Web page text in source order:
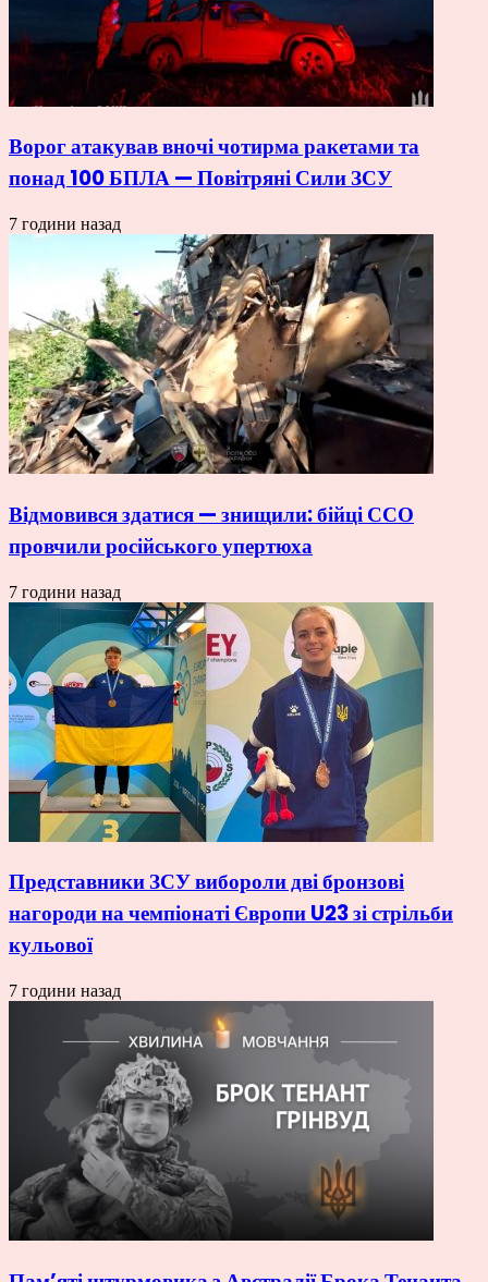
Ворог атакував вночі чотирма ракетами та
понад 100 БПЛА — Повітряні Сили ЗСУ
7 години назад
Відмовився здатися — знищили: бійці ССО
провчили російського упертюха
7 години назад
Представники ЗСУ вибороли дві бронзові
нагороди на чемпіонаті Європи U23 зі стрільби
кульової
7 години назад